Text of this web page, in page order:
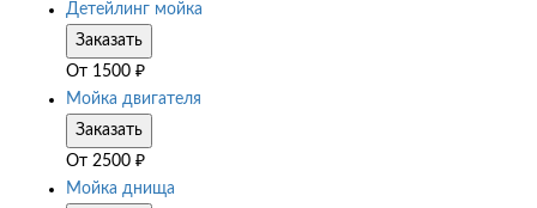
Детейлинг мойка
Заказать
От 1500 ₽
Мойка двигателя
Заказать
От 2500 ₽
Мойка днища